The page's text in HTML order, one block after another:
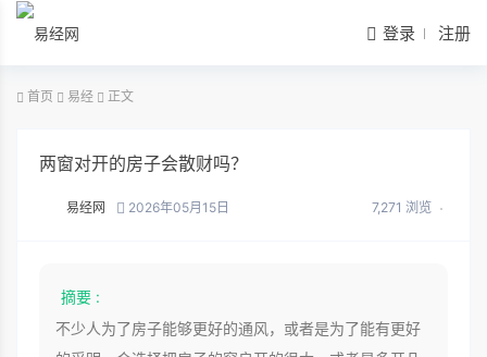
登录 注册
首页 易经 正文
两窗对开的房子会散财吗？
易经网 2026年05月15日 7,271 浏览
摘要 :
不少人为了房子能够更好的通风，或者是为了能有更好